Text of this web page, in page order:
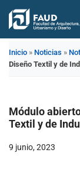
Saltar
contenido
Inicio » Noticias »
Diseño Textil y de
Módulo
Textil y de
9 junio, 2023